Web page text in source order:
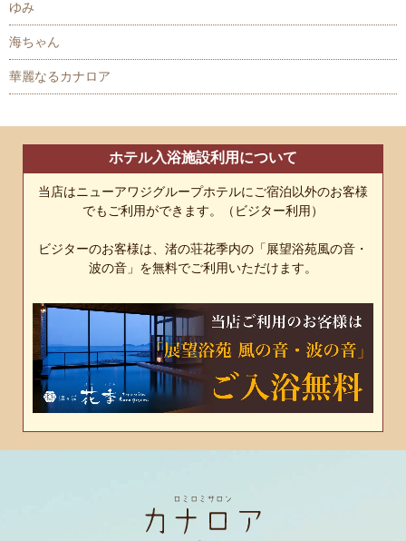
ゆみ
海ちゃん
華麗なるカナロア
ホテル入浴施設利用について
当店はニューアワジグループホテルにご宿泊以外のお客様
でもご利用ができます。（ビジター利用）
ビジターのお客様は、渚の荘花季内の「展望浴苑風の音・
波の音」を無料でご利用いただけます。